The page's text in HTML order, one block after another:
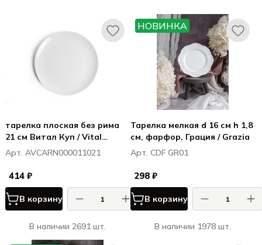
тарелка плоская без рима
21 см Витал Куп / Vital
Coupe
Арт. AVCARN000011021
414 ₽
В корзину
В наличии 2691 шт.
НОВИНКА
Тарелка мелкая d 16 см h 1,8
см, фарфор, Грация / Grazia
Арт. CDF GR01
298 ₽
В корзину
В наличии 1978 шт.